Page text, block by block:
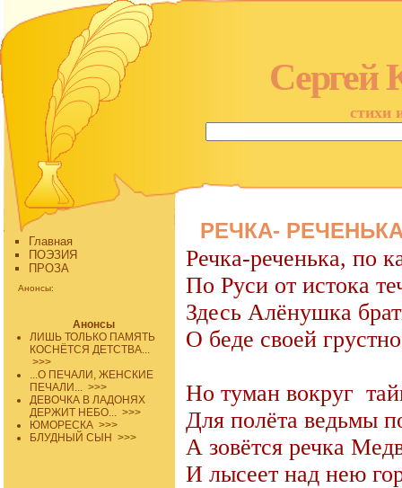
Сергей
стихи
Главная
ПОЭЗИЯ
ПРОЗА
Анонсы:
Анонсы
ЛИШЬ ТОЛЬКО ПАМЯТЬ
КОСНЁТСЯ ДЕТСТВА...
>>>
...О ПЕЧАЛИ, ЖЕНСКИЕ
ПЕЧАЛИ... >>>
ДЕВОЧКА В ЛАДОНЯХ
ДЕРЖИТ НЕБО... >>>
ЮМОРЕСКА >>>
БЛУДНЫЙ СЫН >>>
РЕЧКА-
Речка-реченька, по
По Руси от истока
Здесь Алёнушка
О беде своей
Но туман вокруг
Для полёта ведьмы
А зовётся речка
И лысеет над нею